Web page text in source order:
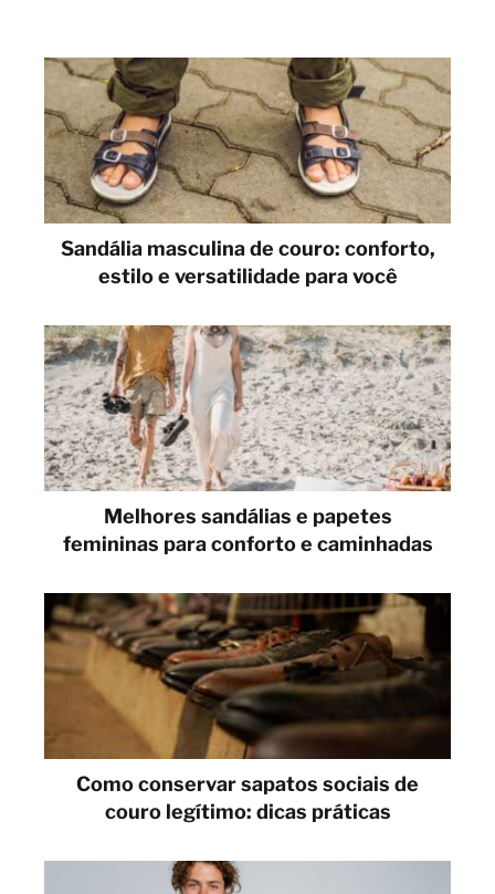
Sandália masculina de couro: conforto,
estilo e versatilidade para você
Melhores sandálias e papetes
femininas para conforto e caminhadas
Como conservar sapatos sociais de
couro legítimo: dicas práticas